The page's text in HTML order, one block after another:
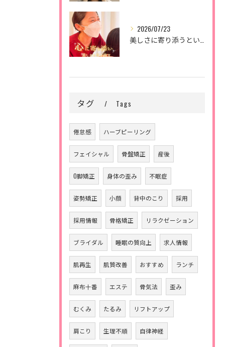
2026/07/23
タグ Tags
倦怠感 ハーブピーリング
フェイシャル 骨盤矯正 産後
O脚矯正 身体の歪み 不眠症
姿勢矯正 小顔 背中のこり 採用
採用情報 骨格矯正 リラクゼーション
ブライダル 睡眠の質向上 求人情報
肌再生 肌質改善 おすすめ ランチ
麻布十番 エステ 骨気法 歪み
むくみ たるみ リフトアップ
肩こり 生理不順 自律神経